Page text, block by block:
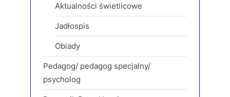
Aktualności świetlicowe
Jadłospis
Obiady
Pedagog/ pedagog specjalny/
psycholog